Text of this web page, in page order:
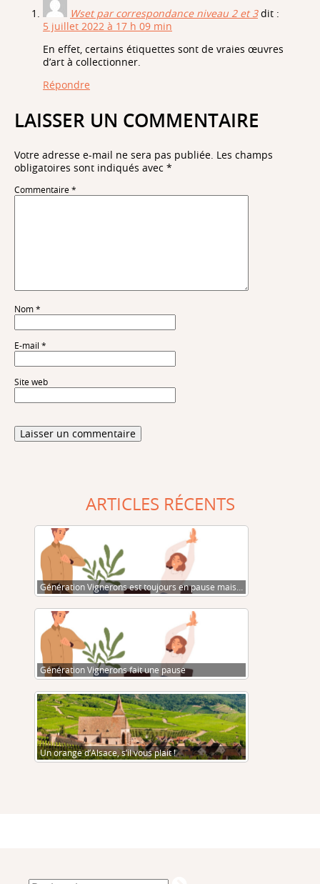
Wset par correspondance niveau 2 et 3 dit :
5 juillet 2022 à 17 h 09 min
En effet, certains étiquettes sont de vraies œuvres
d’art à collectionner.
Répondre
LAISSER UN COMMENTAIRE
Votre adresse e-mail ne sera pas publiée. Les champs
obligatoires sont indiqués avec *
Commentaire *
Nom *
E-mail *
Site web
ARTICLES RÉCENTS
Génération Vignerons est toujours en pause mais…
Génération Vignerons fait une pause
Un orange d’Alsace, s’il vous plait !